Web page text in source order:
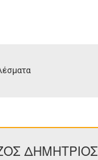
ΔΗΜΗΤΡΙΟΣ